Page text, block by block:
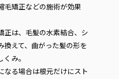
毛矯正などの施術が効果
正は、毛髪の水素結合、シ
換えて、曲がった髪の形を
くみ。
なる場合は根元だけにスト